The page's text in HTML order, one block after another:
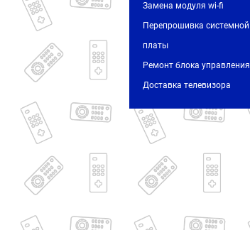
Замена модуля wi-fi
Перепрошивка системной
платы
Ремонт блока управления
Доставка телевизора